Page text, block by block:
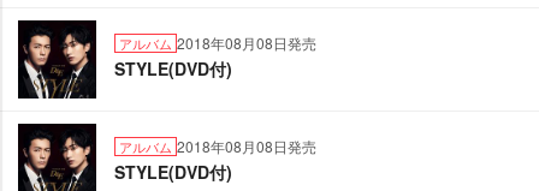
アルバム 2018年08月08日発売
STYLE(DVD付)
アルバム 2018年08月08日発売
STYLE(DVD付)